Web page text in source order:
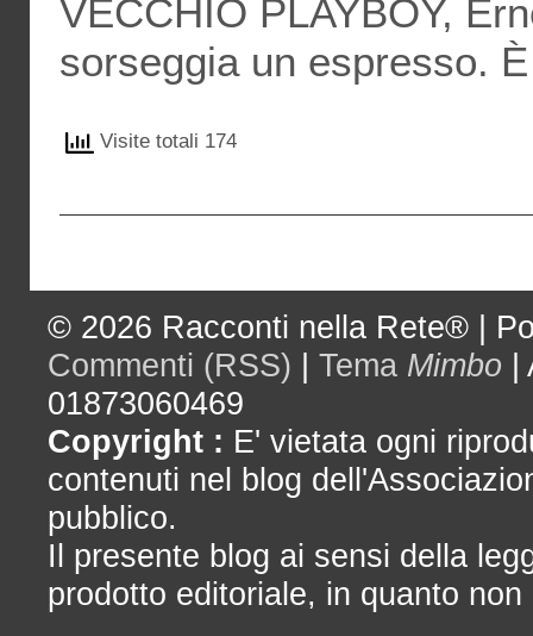
VECCHIO PLAYBOY,
sorseggia un espresso.
Visite totali 174
© 2026 Racconti nella Rete® |
Commenti (RSS) | Tema Mimbo |
01873060469
Copyright : E' vietata ogni
contenuti nel blog
pubblico.
Il presente blog ai sensi della
prodotto editoriale, in quanto